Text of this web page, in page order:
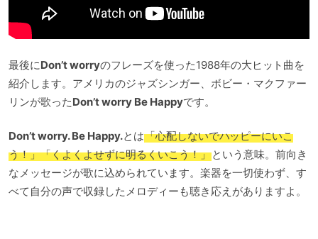
最後にDon’t worryのフレーズを使った1988年の大ヒット曲を
紹介します。アメリカのジャズシンガー、ボビー・マクファー
リンが歌ったDon’t worry Be Happyです。
Don’t worry. Be Happy.とは「心配しないでハッピーにいこ
う！」「くよくよせずに明るくいこう！」という意味。前向き
なメッセージが歌に込められています。楽器を一切使わず、す
べて自分の声で収録したメロディーも聴き応えがありますよ。